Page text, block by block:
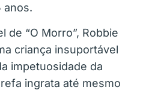
anos.
de “O Morro”, Robbie
criança insuportável
impetuosidade da
ingrata até mesmo